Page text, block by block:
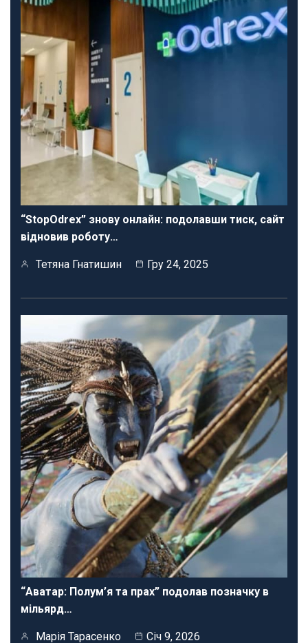
“StopOdrex” знову онлайн: подолавши тиск, сайт
відновив роботу…
Тетяна Гнатишин Гру 24, 2025
“Аватар: Полум’я та прах” подолав позначку в
мільярд…
Марія Тарасенко Січ 9, 2026